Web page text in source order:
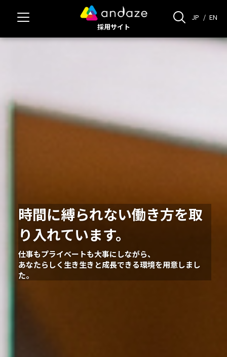
採用サイト
JP / EN
時間に縛られない働き方を取
り入れています。
仕事もプライベートも大事にしながら、
あなたらしく生き生きと成長できる環境を用意しまし
た。